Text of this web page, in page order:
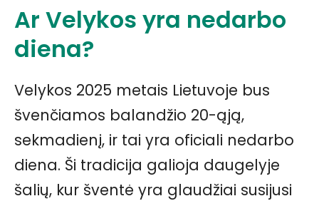
Ar Velykos yra nedarbo
diena?
Velykos 2025 metais Lietuvoje bus
švenčiamos balandžio 20-ąją,
sekmadienį, ir tai yra oficiali nedarbo
diena. Ši tradicija galioja daugelyje
šalių, kur šventė yra glaudžiai susijusi